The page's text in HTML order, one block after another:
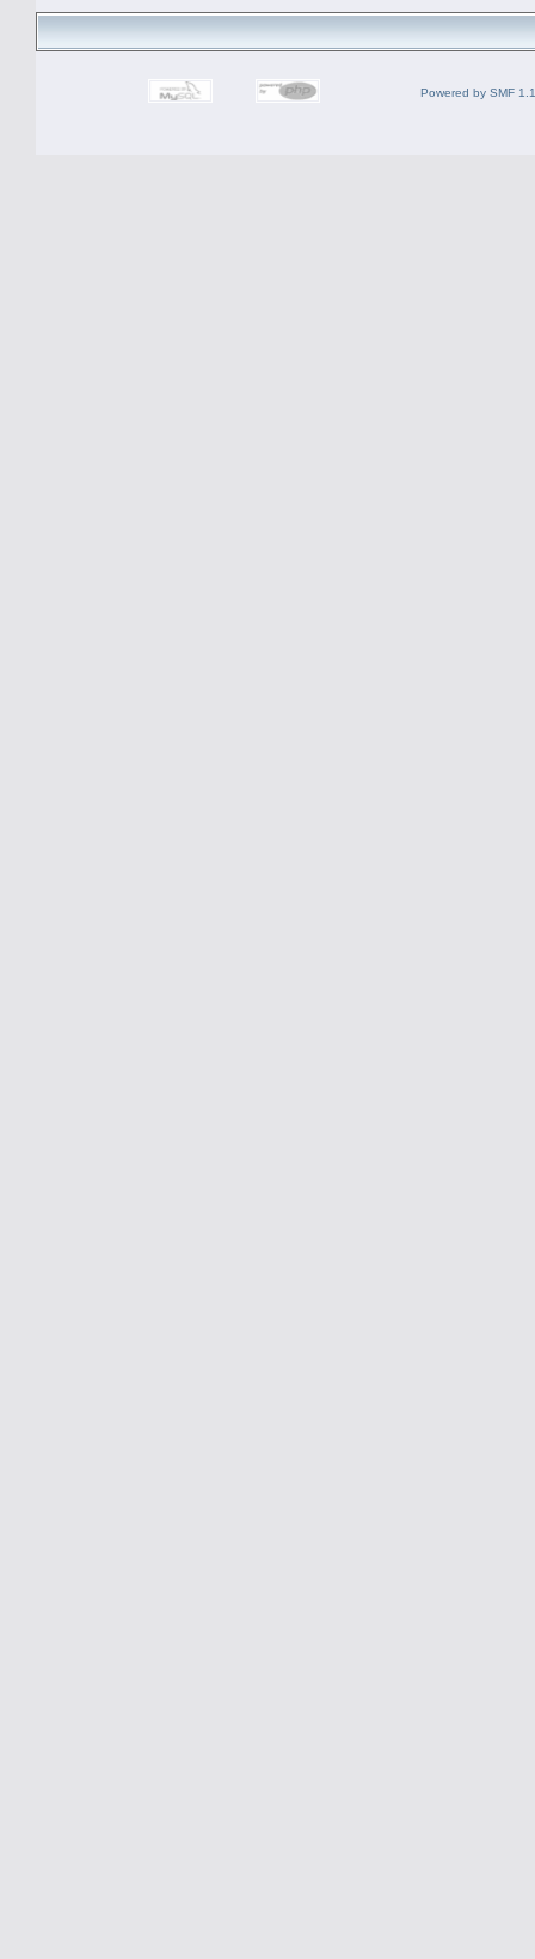
Powered by SMF